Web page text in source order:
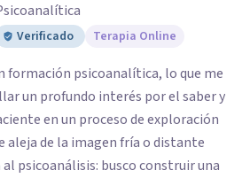
Verificado Terapia Online
formación psicoanalítica, lo que me
un profundo interés por el saber y
en un proceso de exploración
aleja de la imagen fría o distante
al psicoanálisis: busco construir una